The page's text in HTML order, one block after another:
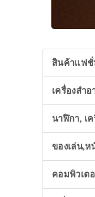
สินค้าแฟชั่
เครื่องสำ
นาฬิกา, เ
ของเล่น,ห
คอมพิวเต